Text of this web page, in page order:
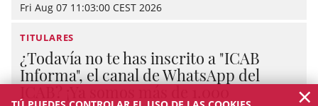
Fri Aug 07 11:03:00 CEST 2026
TITULARES
¿Todavía no te has inscrito a "ICAB
Informa", el canal de WhatsApp del
×